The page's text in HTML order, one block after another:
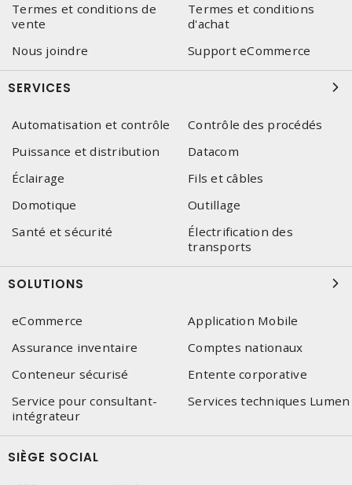
Termes et conditions de
vente
Termes et conditions
d'achat
Nous joindre
Support eCommerce
SERVICES
Automatisation et contrôle
Contrôle des procédés
Puissance et distribution
Datacom
Éclairage
Fils et câbles
Domotique
Outillage
Santé et sécurité
Électrification des
transports
SOLUTIONS
eCommerce
Application Mobile
Assurance inventaire
Comptes nationaux
Conteneur sécurisé
Entente corporative
Service pour consultant-
intégrateur
Services techniques Lumen
SIÈGE SOCIAL